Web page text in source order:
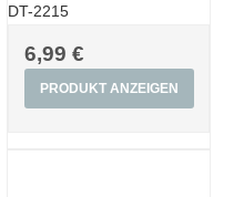
DT-2215
6,99 €
PRODUKT ANZEIGEN